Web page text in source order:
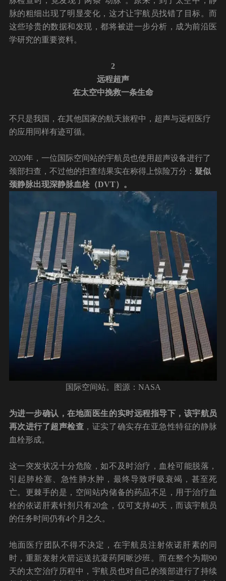
脉的粗细出现了明显变化，这才让宇航员找错了目标。而
这些珍贵的数据和发现，都将被进一步分析，成为前沿医
学研究的重要资料。
2
远程超声
在太空中挽救一条生命
不只是我国，在其他国家的航天旅程中，超声与远程医疗
的应用同样有迹可循。
2020年，一位国际空间站的宇航员也使用超声设备进行了
颈部扫查，不过他的扫查结果实在称得上惊险万分： 疑似
颈静脉出现深静脉血栓（DVT）。
国际空间站。图源：NASA
为进一步确认，在地面医生的实时远程指导下，该宇航员
再次进行了超声检查 ，证实了确实存在亚急性特征的静脉
血栓形成。
这一突发状况十分危险，如不及时治疗，血栓可能脱落，
引起肺栓塞、急性肺水肿，最终导致呼吸衰竭，甚至死
亡。更棘手的是，空间站内储备的药品不足，用于治疗血
栓的依诺肝素针剂只有20盒，仅可支持40天，而该宇航员
的任务时间仍有4个月之久。
地面医疗团队不得不决定，在宇航员注射依诺肝素的同
时，重新发射火箭运送抗凝药阿哌沙班。而在整个为期90
天的太空治疗历程中，宇航员也对自己的颈部进行了持续